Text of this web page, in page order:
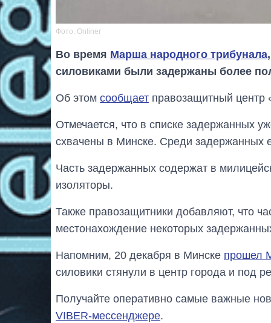
Фото: Onliner
Во время Марша народного трибунала
силовиками были задержаны более
Об этом сообщает правозащитный центр
Отмечается, что в списке задержанных
схвачены в Минске. Среди задержанных
Часть задержанных содержат в
изоляторы.
Также правозащитники добавляют, что
местонахождение некоторых
Напомним, 20 декабря в Минске прошел
силовики стянули в центр города и под
Получайте оперативно самые важные
VIBER-мессенджере.